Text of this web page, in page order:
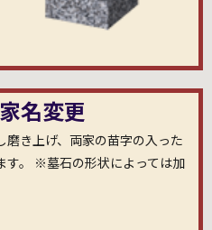
名変更
き上げ、両家の苗字の入った
す。 ※墓石の形状によっては加